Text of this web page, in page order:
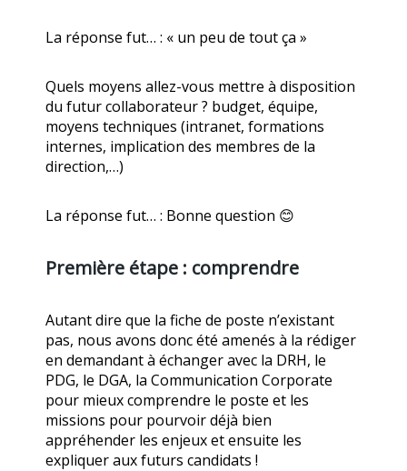
La réponse fut… : « un peu de tout ça »
Quels moyens allez-vous mettre à disposition
du futur collaborateur ? budget, équipe,
moyens techniques (intranet, formations
internes, implication des membres de la
direction,…)
La réponse fut… : Bonne question 😊
Première étape : comprendre
Autant dire que la fiche de poste n’existant
pas, nous avons donc été amenés à la rédiger
en demandant à échanger avec la DRH, le
PDG, le DGA, la Communication Corporate
pour mieux comprendre le poste et les
missions pour pourvoir déjà bien
appréhender les enjeux et ensuite les
expliquer aux futurs candidats !